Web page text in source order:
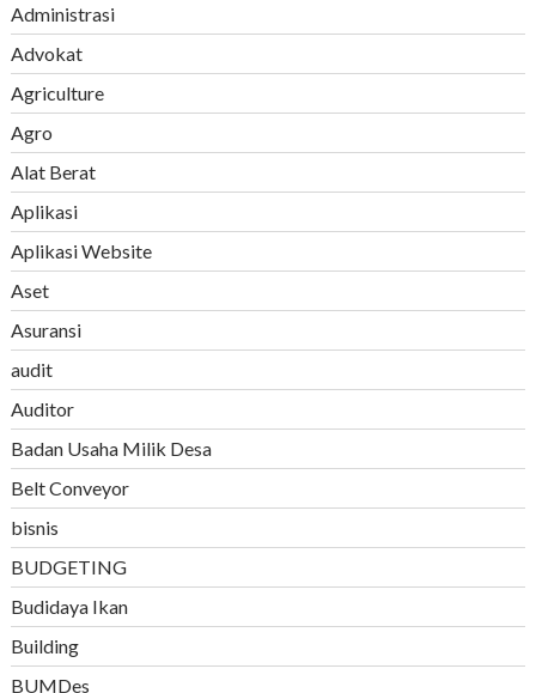
Administrasi
Advokat
Agriculture
Agro
Alat Berat
Aplikasi
Aplikasi Website
Aset
Asuransi
audit
Auditor
Badan Usaha Milik Desa
Belt Conveyor
bisnis
BUDGETING
Budidaya Ikan
Building
BUMDes